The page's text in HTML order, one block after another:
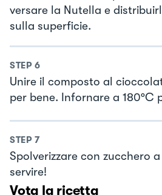
versare la Nutella e
sulla superficie.
STEP 6
Unire il composto al
per bene. Infornare a 180°C
STEP 7
Spolverizzare con zucchero
servire!
Vota la ricetta